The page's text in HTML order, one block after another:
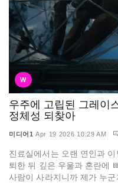
W
우주에 고립된 그레이
정체성 되찾아
미디어1 Apr 19 2026 10:29 AM
진료실에서는 오랜 연인과
퇴한 뒤 깊은 우울과 혼란에
사람이 사라지니까 제가 누